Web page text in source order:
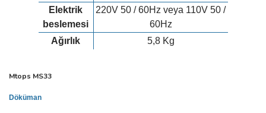
Elektrik
beslemesi
220V 50 / 60Hz veya 110V 50 /
60Hz
Ağırlık
5,8 Kg
Mtops MS33
Döküman